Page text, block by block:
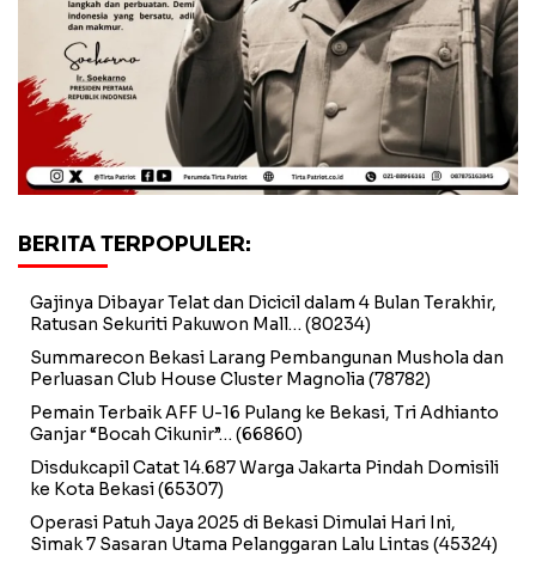
BERITA TERPOPULER:
Gajinya Dibayar Telat dan Dicicil dalam 4 Bulan Terakhir,
Ratusan Sekuriti Pakuwon Mall… (80234)
Summarecon Bekasi Larang Pembangunan Mushola dan
Perluasan Club House Cluster Magnolia (78782)
Pemain Terbaik AFF U-16 Pulang ke Bekasi, Tri Adhianto
Ganjar “Bocah Cikunir”… (66860)
Disdukcapil Catat 14.687 Warga Jakarta Pindah Domisili
ke Kota Bekasi(65307)
Operasi Patuh Jaya 2025 di Bekasi Dimulai Hari Ini,
Simak 7 Sasaran Utama Pelanggaran Lalu Lintas (45324)